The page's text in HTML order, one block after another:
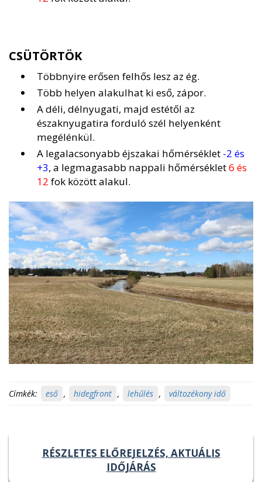
CSÜTÖRTÖK
Többnyire erősen felhős lesz az ég.
Több helyen alakulhat ki eső, zápor.
A déli, délnyugati, majd estétől az
északnyugatira forduló szél helyenként
megélénkül.
A legalacsonyabb éjszakai hőmérséklet -2 és
+3, a legmagasabb nappali hőmérséklet6 és
12 fok között alakul.
Címkék: eső , hidegfront , lehűlés , változékony idő
RÉSZLETES ELŐREJELZÉS, AKTUÁLIS
IDŐJÁRÁS